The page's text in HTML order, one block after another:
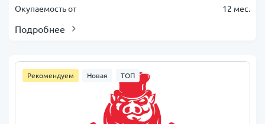
Окупаемость от
12 мес.
Подробнее
Рекомендуем Новая ТОП